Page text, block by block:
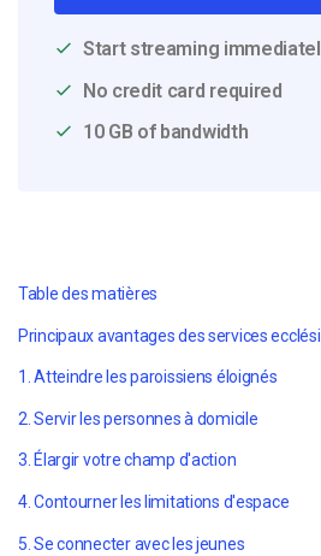
Start streaming
No credit card required
10 GB of bandwidth
Table des matières
Principaux avantages des services
1. Atteindre les paroissiens éloignés
2. Servir les personnes à domicile
3. Élargir votre champ d'action
4. Contourner les limitations d'espace
5. Se connecter avec les jeunes